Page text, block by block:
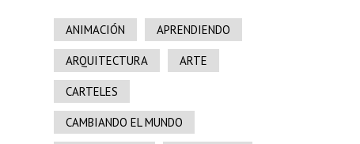
ANIMACIÓN APRENDIENDO
ARQUITECTURA ARTE
CARTELES
CAMBIANDO EL MUNDO